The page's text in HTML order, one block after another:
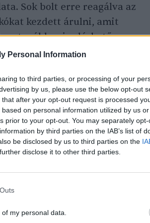
Personal Information
to third parties, or processing of your
by us, please use the below opt-out
after your opt-out request is processed
on personal information utilized by us
prior to your opt-out. You may separately
by third parties on the IAB’s list of
be disclosed by us to third parties on the
disclose it to other third parties.
my personal data.
Sok bolt erre reagálva az
kezdett árulni, amit
továbbra is elérhető a
a műanyag megoldás.
ára közel a duplája a
a műanyag
drágább termékeket
megoldás a papír
esetében egyik összetevő
szétválaszthatók a
ilyen megoldást.